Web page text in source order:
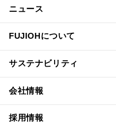
ニュース
FUJIOHについて
サステナビリティ
会社情報
採用情報